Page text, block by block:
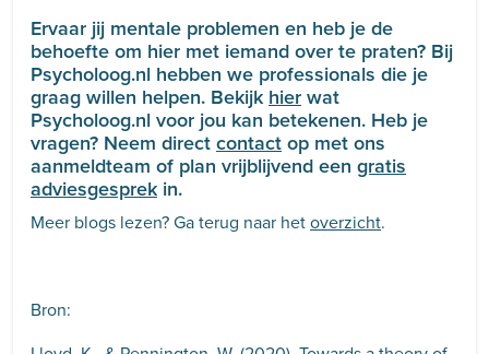
Ervaar jij mentale problemen en heb je de
behoefte om hier met iemand over te praten? Bij
Psycholoog.nl hebben we professionals die je
graag willen helpen. Bekijk hierwat
Psycholoog.nl voor jou kan betekenen. Heb je
vragen? Neem directcontactop met ons
aanmeldteam of plan vrijblijvend een gratis
adviesgesprek in.
Meer blogs lezen? Ga terug naar hetoverzicht.
Bron: